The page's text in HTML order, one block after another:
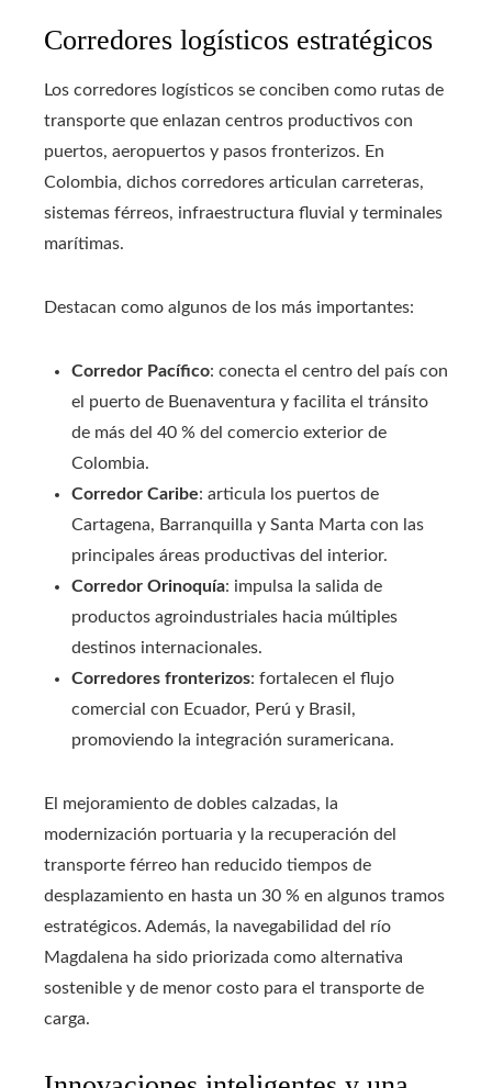
Corredores logísticos estratégicos
Los corredores logísticos se conciben como rutas de
transporte que enlazan centros productivos con
puertos, aeropuertos y pasos fronterizos. En
Colombia, dichos corredores articulan carreteras,
sistemas férreos, infraestructura fluvial y terminales
marítimas.
Destacan como algunos de los más importantes:
Corredor Pacífico: conecta el centro del país con
el puerto de Buenaventura y facilita el tránsito
de más del 40 % del comercio exterior de
Colombia.
Corredor Caribe: articula los puertos de
Cartagena, Barranquilla y Santa Marta con las
principales áreas productivas del interior.
Corredor Orinoquía: impulsa la salida de
productos agroindustriales hacia múltiples
destinos internacionales.
Corredores fronterizos: fortalecen el flujo
comercial con Ecuador, Perú y Brasil,
promoviendo la integración suramericana.
El mejoramiento de dobles calzadas, la
modernización portuaria y la recuperación del
transporte férreo han reducido tiempos de
desplazamiento en hasta un 30 % en algunos tramos
estratégicos. Además, la navegabilidad del río
Magdalena ha sido priorizada como alternativa
sostenible y de menor costo para el transporte de
carga.